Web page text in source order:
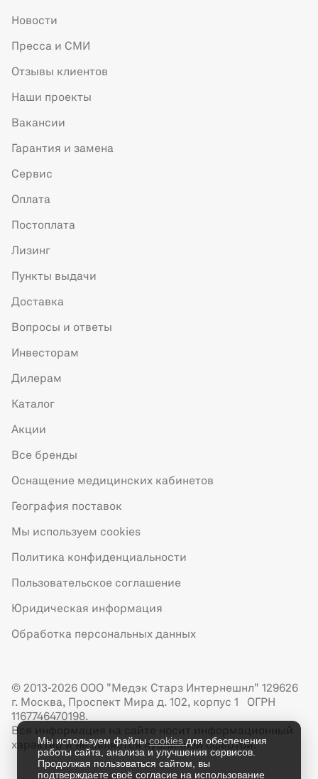
Новости
Пресса и СМИ
Отзывы клиентов
Наши проекты
Вакансии
Гарантия и замена
Сервис
Оплата
Постоплата
Лизинг
Пункты выдачи
Доставка
Вопросы и ответы
Инвесторам
Дилерам
Каталог
Акции
Все бренды
Оснащение медицинских кабинетов
География поставок
Мы используем cookies
Политика конфиденциальности
Пользовательское соглашение
Юридическая информация
Обработка персональных данных
© 2013-2026 ООО "Медэк Старз Интернешнл" 129626
г. Москва, Проспект Мира д. 102, корпус 1 ОГРН
1167746470198.
Вся информация на сайте носит информационный
характер и не является публичной офертой.
Мы используем файлыcookies для обеспечения
работы сайта, анализа и улучшения сервисов.
Продолжая пользоваться сайтом, вы
подтверждаете своё согласие на использование